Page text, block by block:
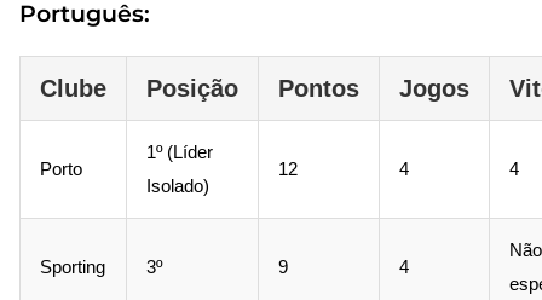
Português:
Clube Posição Pontos Jogos
Porto
1º (Líder
Isolado)
12 4 4
Sporting 3º 9 4
Não